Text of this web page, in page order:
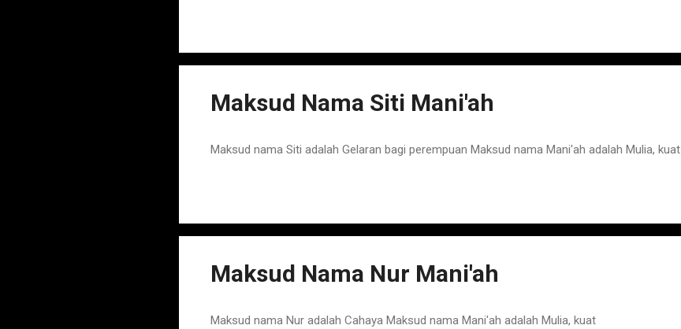
Maksud Nama Siti Mani'ah
Maksud nama Siti adalah Gelaran bagi perempuan Maksud nama Mani'ah adalah Mulia, kuat
Maksud Nama Nur Mani'ah
Maksud nama Nur adalah Cahaya Maksud nama Mani'ah adalah Mulia, kuat